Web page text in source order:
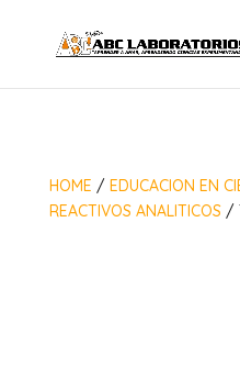
HOME / EDUCACION EN
REACTIVOS ANALITICOS/